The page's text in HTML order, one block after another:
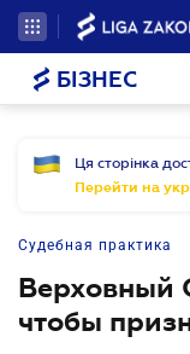
БІЗНЕС
Ця сторінка
Перейти на
Судебная практика
Верховный
чтобы